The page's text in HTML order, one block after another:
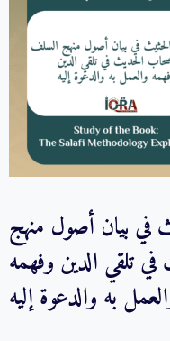
في بيان أصول منهج
تلقي الدين وفهمه
به والدعوة إليه